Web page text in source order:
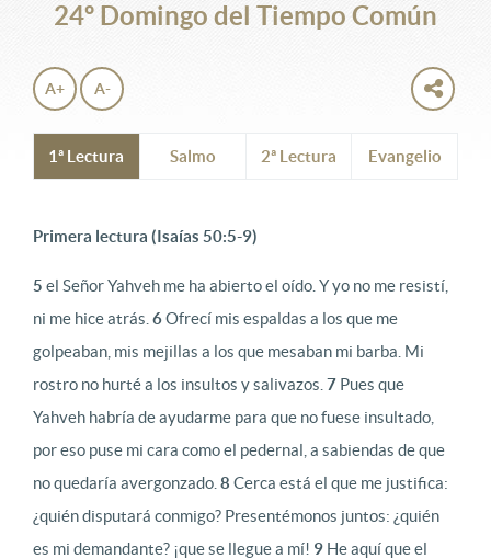
24º Domingo del Tiempo Común
A+ A-
1ª Lectura Salmo 2ª Lectura Evangelio
Primera lectura (Isaías 50:5-9)
5 el Señor Yahveh me ha abierto el oído. Y yo no me resistí,
ni me hice atrás. 6Ofrecí mis espaldas a los que me
golpeaban, mis mejillas a los que mesaban mi barba. Mi
rostro no hurté a los insultos y salivazos. 7 Pues que
Yahveh habría de ayudarme para que no fuese insultado,
por eso puse mi cara como el pedernal, a sabiendas de que
no quedaría avergonzado. 8 Cerca está el que me justifica:
¿quién disputará conmigo? Presentémonos juntos: ¿quién
es mi demandante? ¡que se llegue a mí! 9 He aquí que el